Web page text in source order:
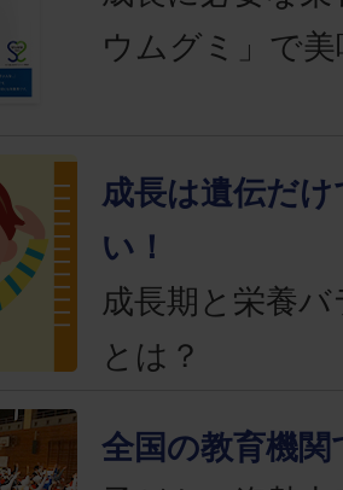
ウムグミ」で
成長は遺伝だ
い！
成長期と栄養
とは？
全国の教育機関